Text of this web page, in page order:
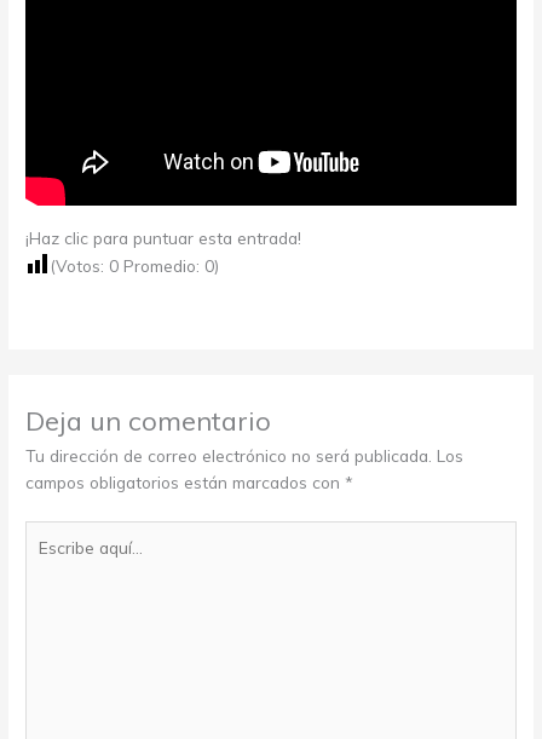
¡Haz clic para puntuar esta entrada!
(Votos: 0 Promedio: 0)
Deja un comentario
Tu dirección de correo electrónico no será publicada. Los
campos obligatorios están marcados con *
aquí...